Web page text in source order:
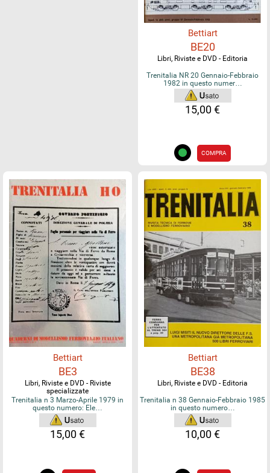
Bettiart
BE20
Libri, Riviste e DVD - Editoria
Trenitalia NR 20 Gennaio-Febbraio
1982 in questo numer…
15,00 €
COMPRA
Bettiart
BE3
Libri, Riviste e DVD - Riviste
specializzate
Trenitalia n 3 Marzo-Aprile 1979 in
questo numero: Ele…
15,00 €
Bettiart
BE38
Libri, Riviste e DVD - Editoria
Trenitalia n 38 Gennaio-Febbraio 1985
in questo numero…
10,00 €